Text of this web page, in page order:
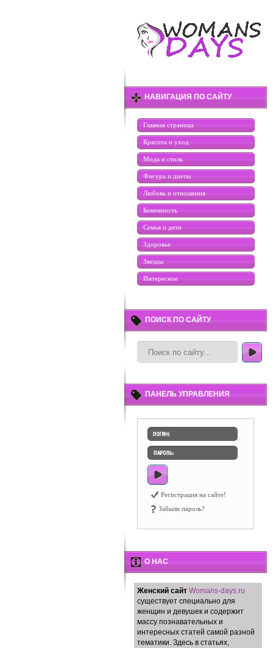
НАВИГАЦИЯ ПО САЙТУ
Главная страница
Красота и уход
Мода и стиль
Фигура и диеты
Любовь и отношения
Беменность
Семья и дети
Здоровье
Звезды
Интересное
ПОИСК ПО САЙТУ
ПАНЕЛЬ УПРАВЛЕНИЯ
Регистрация на сайте!
Забыли пароль?
О НАС
Женский сайт Womans-days.ru
существует специально для
женщин и девушек и содержит
массу познавательных и
интересных статей самой разной
тематики. Здесь в статьях,